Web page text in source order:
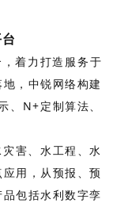
着力打造服务于
，中锐网络构建
、N+定制算法、
害、水工程、水
用，从预报、预
包括水利数字孪